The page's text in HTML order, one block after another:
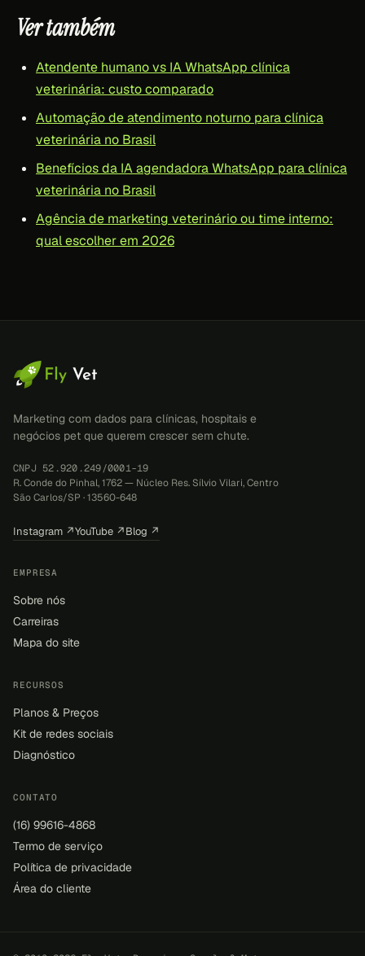
Ver também
Atendente humano vs IA WhatsApp clínica
veterinária: custo comparado
Automação de atendimento noturno para clínica
veterinária no Brasil
Benefícios da IA agendadora WhatsApp para clínica
veterinária no Brasil
Agência de marketing veterinário ou time interno:
qual escolher em 2026
Marketing com dados para clínicas, hospitais e
negócios pet que querem crescer sem chute.
CNPJ 52.920.249/0001-19
R. Conde do Pinhal, 1762 — Núcleo Res. Sílvio Vilari, Centro
São Carlos/SP · 13560-648
Instagram ↗YouTube ↗Blog ↗
EMPRESA
Sobre nós
Carreiras
Mapa do site
RECURSOS
Planos & Preços
Kit de redes sociais
Diagnóstico
CONTATO
(16) 99616-4868
Termo de serviço
Política de privacidade
Área do cliente